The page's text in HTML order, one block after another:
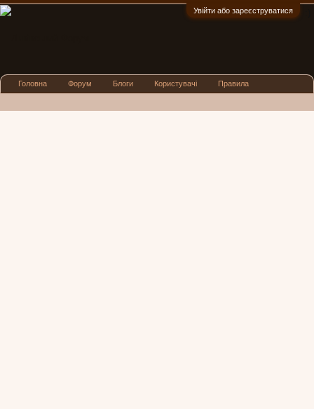
Увійти або зареєструватися
Головна Форум Блоги Користувачі Правила